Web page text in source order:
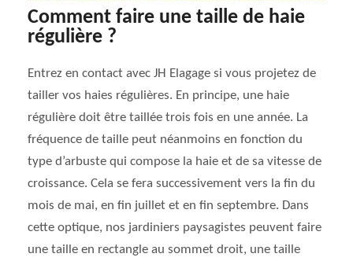
Comment faire une taille de haie
régulière ?
Entrez en contact avec JH Elagage si vous projetez de
tailler vos haies régulières. En principe, une haie
régulière doit être taillée trois fois en une année. La
fréquence de taille peut néanmoins en fonction du
type d’arbuste qui compose la haie et de sa vitesse de
croissance. Cela se fera successivement vers la fin du
mois de mai, en fin juillet et en fin septembre. Dans
cette optique, nos jardiniers paysagistes peuvent faire
une taille en rectangle au sommet droit, une taille